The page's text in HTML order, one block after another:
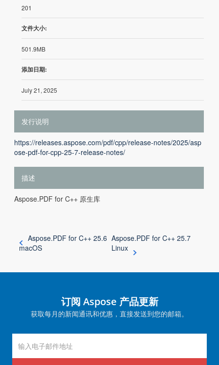
201
文件大小:
501.9MB
添加日期:
July 21, 2025
发行说明
https://releases.aspose.com/pdf/cpp/release-notes/2025/asp
ose-pdf-for-cpp-25-7-release-notes/
描述
Aspose.PDF for C++ 原生库
Aspose.PDF for C++ 25.6
macOS
Aspose.PDF for C++ 25.7
Linux
订阅 Aspose 产品更新
获取每月的新闻通讯和优惠，直接发送到您的邮箱。